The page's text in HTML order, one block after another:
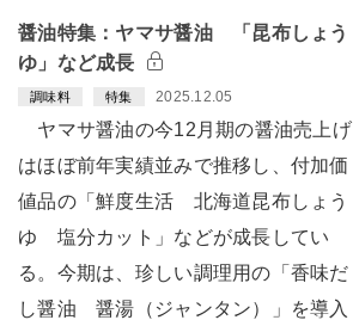
醤油特集：ヤマサ醤油 「昆布しょう
ゆ」など成長
調味料 特集 2025.12.05
ヤマサ醤油の今12月期の醤油売上げ
はほぼ前年実績並みで推移し、付加価
値品の「鮮度生活 北海道昆布しょう
ゆ 塩分カット」などが成長してい
る。今期は、珍しい調理用の「香味だ
し醤油 醤湯（ジャンタン）」を導入